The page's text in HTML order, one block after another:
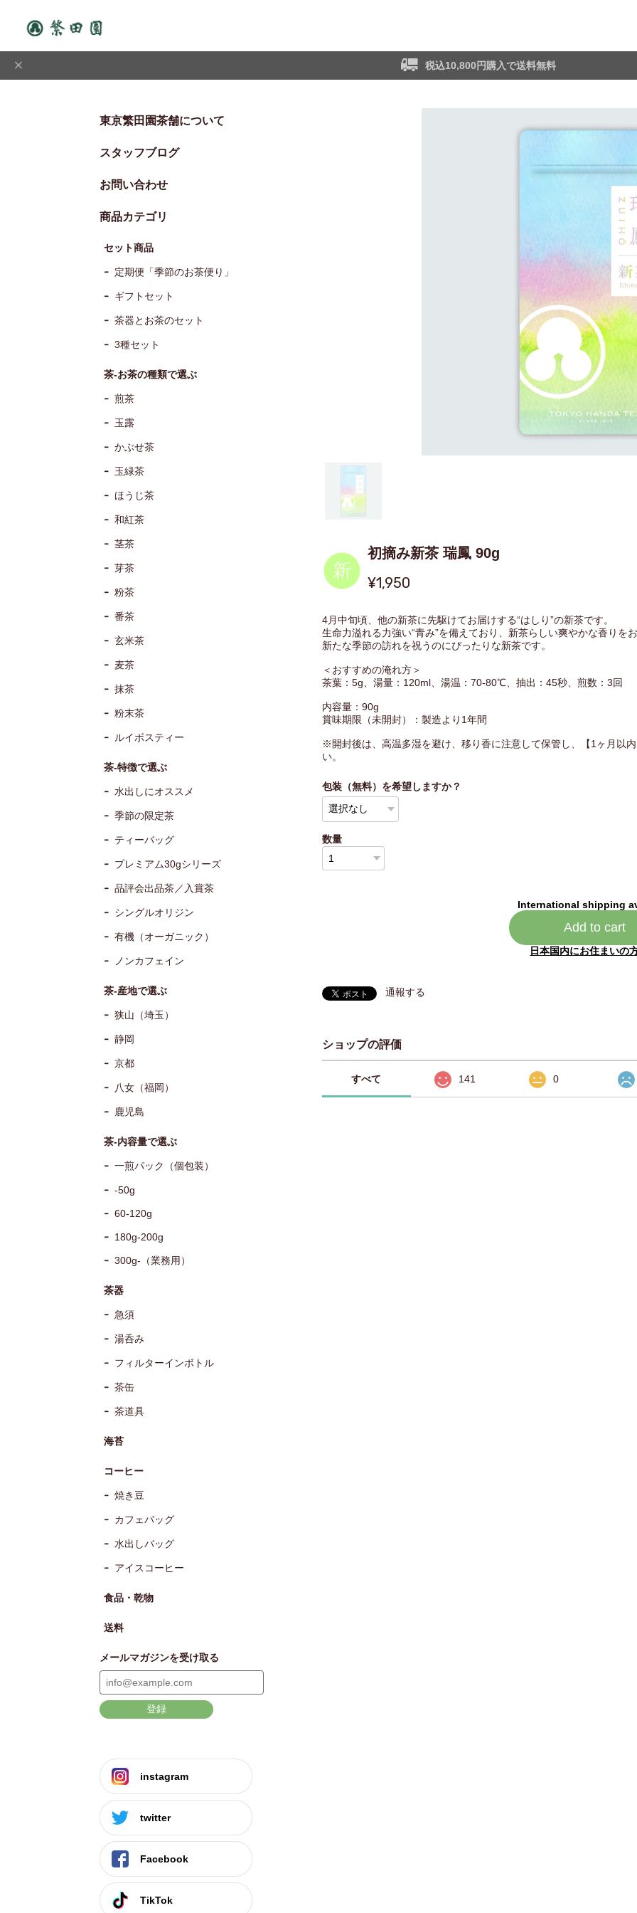
税込10,800円購入で送料無料
東京繁田園茶舗について
スタッフブログ
お問い合わせ
商品カテゴリ
セット商品
定期便「季節のお茶便り」
ギフトセット
茶器とお茶のセット
3種セット
茶-お茶の種類で選ぶ
煎茶
玉露
かぶせ茶
玉緑茶
ほうじ茶
和紅茶
茎茶
芽茶
粉茶
番茶
玄米茶
麦茶
抹茶
粉末茶
ルイボスティー
茶-特徴で選ぶ
水出しにオススメ
季節の限定茶
ティーバッグ
プレミアム30gシリーズ
品評会出品茶／入賞茶
シングルオリジン
有機（オーガニック）
ノンカフェイン
茶-産地で選ぶ
狭山（埼玉）
静岡
京都
八女（福岡）
鹿児島
茶-内容量で選ぶ
一煎パック（個包装）
-50g
60-120g
180g-200g
300g-（業務用）
茶器
急須
湯呑み
フィルターインボトル
茶缶
茶道具
海苔
コーヒー
焼き豆
カフェバッグ
水出しバッグ
アイスコーヒー
食品・乾物
送料
メールマガジンを受け取る
登録
instagram
twitter
Facebook
TikTok
初摘み新茶 瑞鳳 90g
¥1,950
4月中旬頃、他の新茶に先駆けてお届けする“はしり”の新茶です。
生命力溢れる力強い“青み”を備えており、新茶らしい爽やかな香りを
新たな季節の訪れを祝うのにぴったりな新茶です。
＜おすすめの淹れ方＞
茶葉：5g、湯量：120ml、湯温：70-80℃、抽出：45秒、煎数：3回
内容量：90g
賞味期限（未開封）：製造より1年間
※開封後は、高温多湿を避け、移り香に注意して保管し、【1ヶ月以
い。
包装（無料）を希望しますか？
数量
International shipping
Add to cart
日本国内にお住まいの
通報する
ショップの評価
すべて 141 0